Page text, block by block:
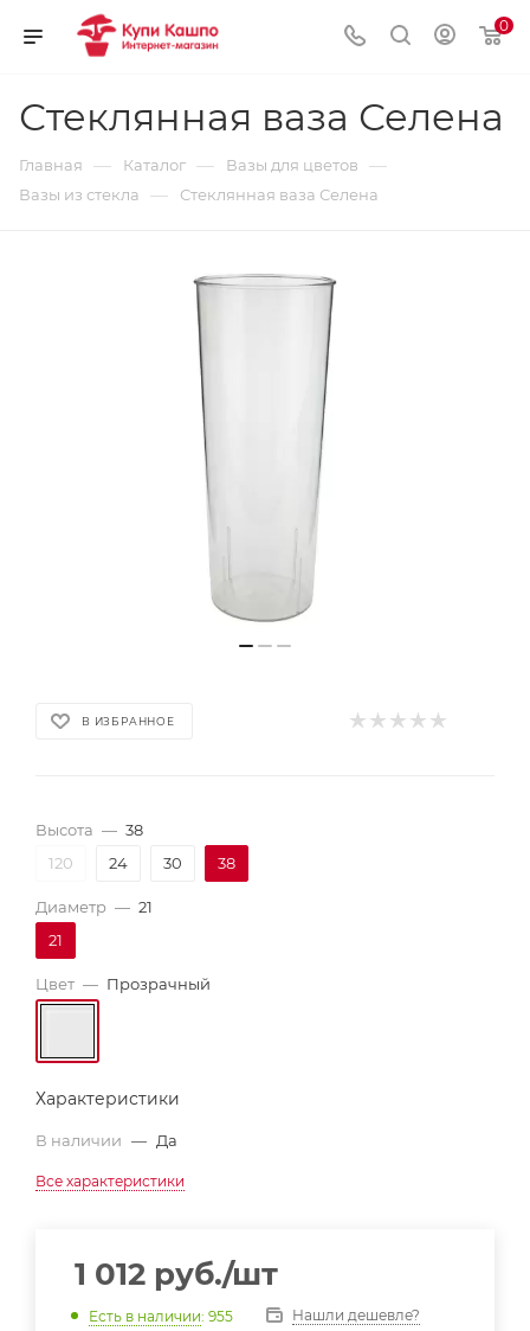
0
Стеклянная ваза Селена
Главная — Каталог — Вазы для цветов —
Вазы из стекла — Стеклянная ваза Селена
В ИЗБРАННОЕ
Высота — 38
120
24 30 38
Диаметр — 21
21
Цвет — Прозрачный
Характеристики
В наличии — Да
Все характеристики
1 012 руб./шт
Есть в наличии: 955 Нашли дешевле?